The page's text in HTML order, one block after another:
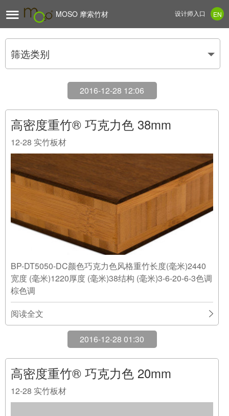
 MOSO 摩索竹材 EN
设计师入口
筛选类别
2016-12-28 12:06
高密度重竹® 巧克力色 38mm
12-28 实竹板材
BP-DT5050-DC颜色巧克力色风格重竹长度(毫米)2440
宽度 (毫米)1220厚度 (毫米)38结构 (毫米)3-6-20-6-3色调
棕色调
阅读全文
2016-12-28 01:30
高密度重竹® 巧克力色 20mm
12-28 实竹板材